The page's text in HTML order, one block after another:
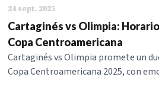
24 sept. 2025
Cartaginés vs Olimpia:
Copa Centroamericana
Cartaginés vs Olimpia promete un
Copa Centroamericana 2025, con